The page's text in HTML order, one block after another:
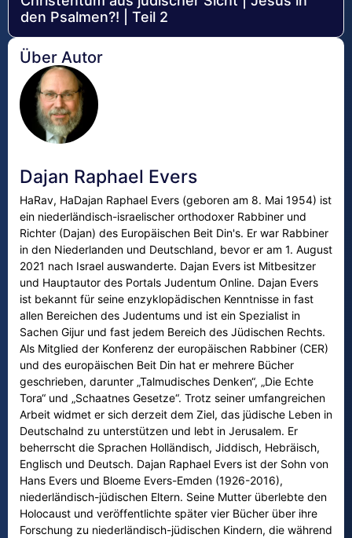
den Psalmen?! | Teil 2
Über Autor
Dajan Raphael Evers
HaRav, HaDajan Raphael Evers (geboren am 8. Mai 1954) ist
ein niederländisch-israelischer orthodoxer Rabbiner und
Richter (Dajan) des Europäischen Beit Din's. Er war Rabbiner
in den Niederlanden und Deutschland, bevor er am 1. August
2021 nach Israel auswanderte. Dajan Evers ist Mitbesitzer
und Hauptautor des Portals Judentum Online. Dajan Evers
ist bekannt für seine enzyklopädischen Kenntnisse in fast
allen Bereichen des Judentums und ist ein Spezialist in
Sachen Gijur und fast jedem Bereich des Jüdischen Rechts.
Als Mitglied der Konferenz der europäischen Rabbiner (CER)
und des europäischen Beit Din hat er mehrere Bücher
geschrieben, darunter „Talmudisches Denken“, „Die Echte
Tora“ und „Schaatnes Gesetze“. Trotz seiner umfangreichen
Arbeit widmet er sich derzeit dem Ziel, das jüdische Leben in
Deutschalnd zu unterstützen und lebt in Jerusalem. Er
beherrscht die Sprachen Holländisch, Jiddisch, Hebräisch,
Englisch und Deutsch. Dajan Raphael Evers ist der Sohn von
Hans Evers und Bloeme Evers-Emden (1926-2016),
niederländisch-jüdischen Eltern. Seine Mutter überlebte den
Holocaust und veröffentlichte später vier Bücher über ihre
Forschung zu niederländisch-jüdischen Kindern, die während